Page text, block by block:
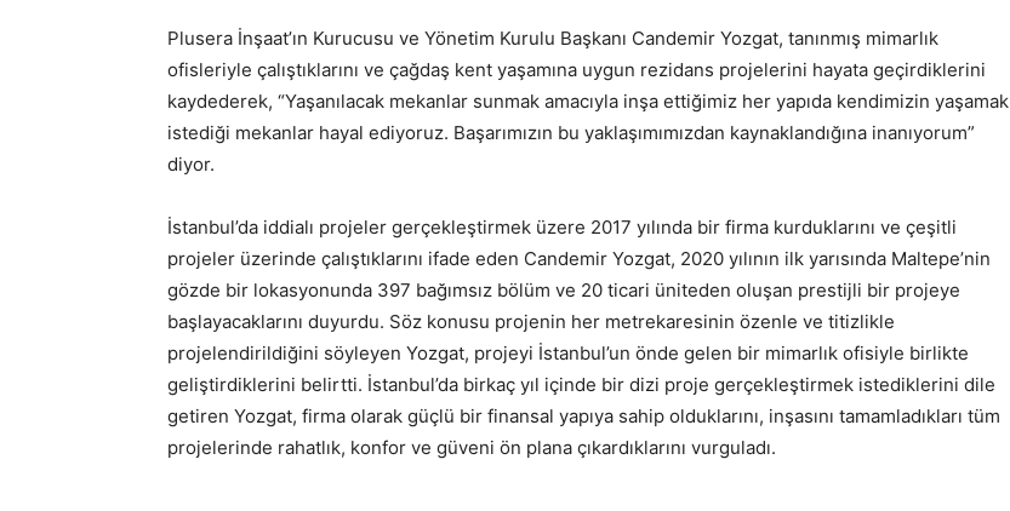
Plusera İnşaat’ın Kurucusu ve Yönetim Kurulu Başkanı Candemir Yozgat, tanınmış mimarlık
ofisleriyle çalıştıklarını ve çağdaş kent yaşamına uygun rezidans projelerini hayata geçirdiklerini
kaydederek, “Yaşanılacak mekanlar sunmak amacıyla inşa ettiğimiz her yapıda kendimizin yaşamak
istediği mekanlar hayal ediyoruz. Başarımızın bu yaklaşımımızdan kaynaklandığına inanıyorum”
diyor.
İstanbul’da iddialı projeler gerçekleştirmek üzere 2017 yılında bir firma kurduklarını ve çeşitli
projeler üzerinde çalıştıklarını ifade eden Candemir Yozgat, 2020 yılının ilk yarısında Maltepe’nin
gözde bir lokasyonunda 397 bağımsız bölüm ve 20 ticari üniteden oluşan prestijli bir projeye
başlayacaklarını duyurdu. Söz konusu projenin her metrekaresinin özenle ve titizlikle
projelendirildiğini söyleyen Yozgat, projeyi İstanbul’un önde gelen bir mimarlık ofisiyle birlikte
geliştirdiklerini belirtti. İstanbul’da birkaç yıl içinde bir dizi proje gerçekleştirmek istediklerini dile
getiren Yozgat, firma olarak güçlü bir finansal yapıya sahip olduklarını, inşasını tamamladıkları tüm
projelerinde rahatlık, konfor ve güveni ön plana çıkardıklarını vurguladı.